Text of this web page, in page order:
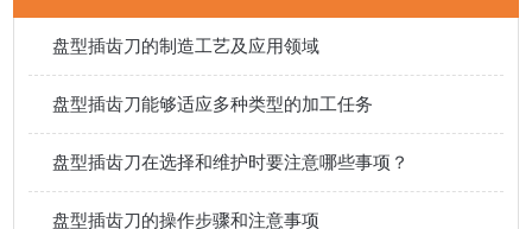
盘型插齿刀的制造工艺及应用领域
盘型插齿刀能够适应多种类型的加工任务
盘型插齿刀在选择和维护时要注意哪些事项？
盘型插齿刀的操作步骤和注意事项